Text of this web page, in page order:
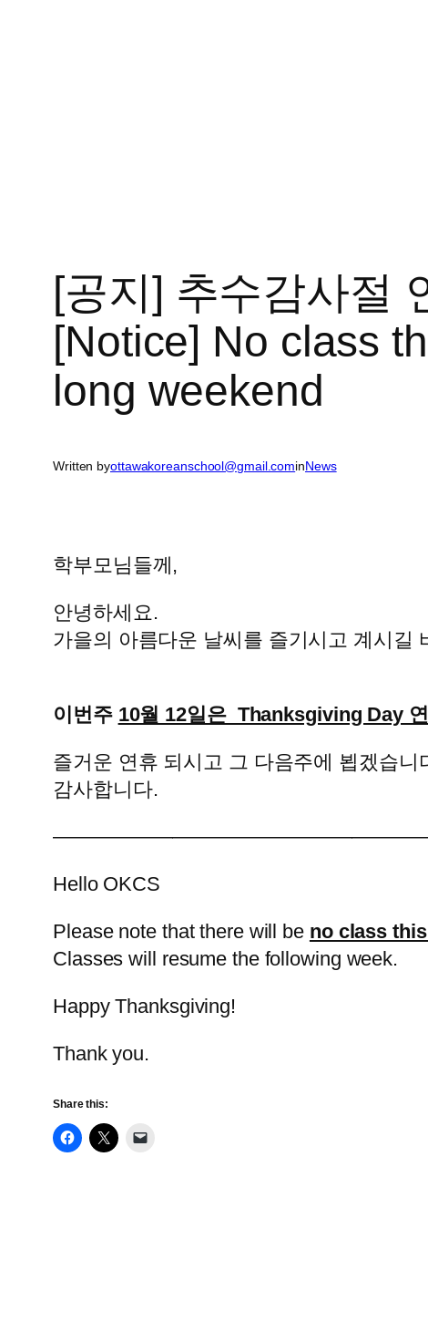
[공지] 추수감사절
[Notice] No class
long weekend
Written byottawakoreanschool@gmail.cominNews
학부모님들께,
안녕하세요.
가을의 아름다운 날씨를 즐기시고 계시길
이번주 10월 12일은 Thanksgiving Day
즐거운 연휴 되시고 그 다음주에 뵙겠습니
감사합니다.
Hello OKCS
Please note that there will be no class
Classes will resume the following week.
Happy Thanksgiving!
Thank you.
Share this: